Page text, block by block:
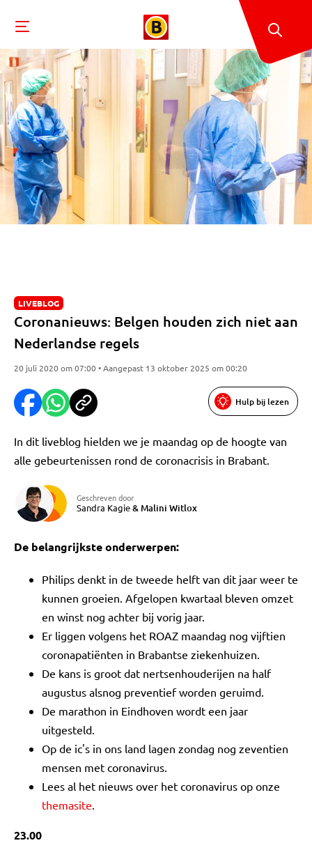
LIVEBLOG
Coronanieuws: Belgen houden zich niet aan
Nederlandse regels
20 juli 2020 om 07:00 • Aangepast 13 oktober 2025 om 00:20
Hulp bij lezen
In dit liveblog hielden we je maandag op de hoogte van
alle gebeurtenissen rond de coronacrisis in Brabant.
Geschreven door
Sandra Kagie&Malini Witlox
De belangrijkste onderwerpen:
Philips denkt in de tweede helft van dit jaar weer te
kunnen groeien. Afgelopen kwartaal bleven omzet
en winst nog achter bij vorig jaar.
Er liggen volgens het ROAZ maandag nog vijftien
coronapatiënten in Brabantse ziekenhuizen.
De kans is groot dat nertsenhouderijen na half
augustus alsnog preventief worden geruimd.
De marathon in Eindhoven wordt een jaar
uitgesteld.
Op de ic's in ons land lagen zondag nog zeventien
mensen met coronavirus.
Lees al het nieuws over het coronavirus op onze
themasite.
23.00